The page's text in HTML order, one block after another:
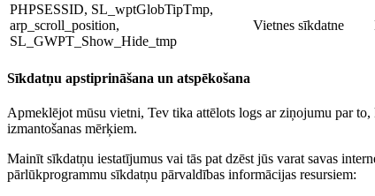
PHPSESSID, SL_wptGlobTipTmp,
arp_scroll_position,
SL_GWPT_Show_Hide_tmp
Vietnes sīkdatne
Sīkdatņu apstiprināšana un atspēkošana
Apmeklējot mūsu vietni, Tev tika attēlots logs ar ziņojumu par
izmantošanas mērķiem.
Mainīt sīkdatņu iestatījumus vai tās pat dzēst jūs varat savas
pārlūkprogrammu sīkdatņu pārvaldības informācijas resursiem: